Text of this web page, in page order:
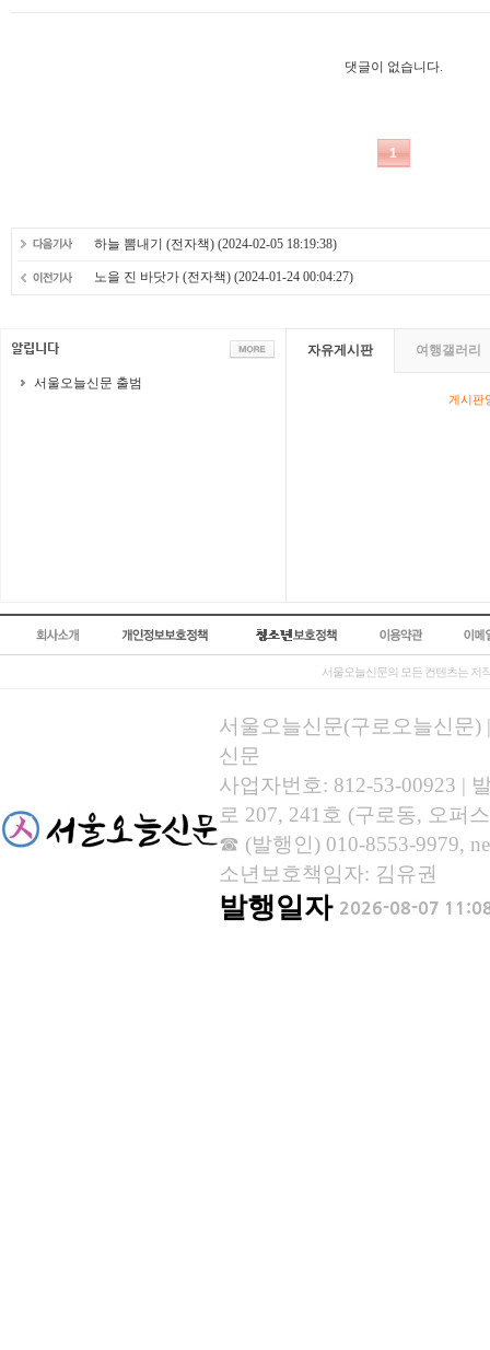
하늘 뽐내기 (전자책) (2024-02-05 18:19:38)
노을 진 바닷가 (전자책) (2024-01-24 00:04:27)
서울오늘신문 출범
자유게시판 여행갤러리
게시판
서울오늘신문의 모든 컨텐츠는 저
서울오늘신문(구로오늘신문)
신문
사업자번호: 812-53-00923 |
로 207, 241호 (구로동, 오퍼
☎ (발행인) 010-8553-9979,
소년보호책임자: 김유권
발행일자